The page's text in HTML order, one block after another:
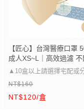
【匠心】台灣醫療口罩
成人XS~L｜高效過濾 不
膚柔軟 久戴舒適 兒童口
▲10盒以上請選擇宅配或
▲
口罩大小可以參考圖片的尺
NT$160
NT$120/盒